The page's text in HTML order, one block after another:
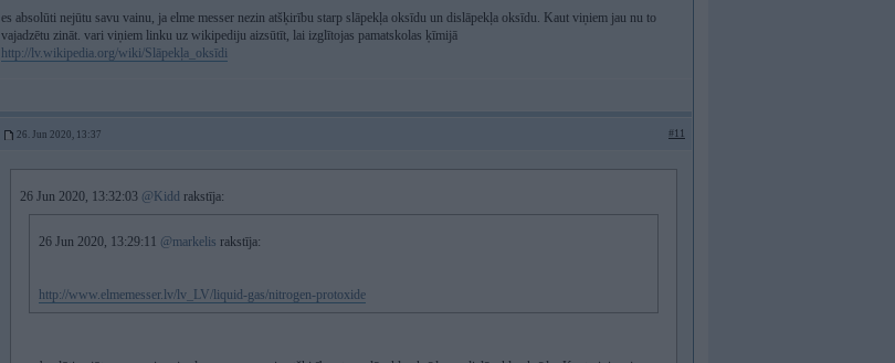
es absolūti nejūtu savu vainu, ja elme messer nezin atšķirību starp slāpekļa oksīdu un dislāpekļa oksīdu. Kaut viņiem jau nu to
vajadzētu zināt. vari viņiem linku uz wikipediju aizsūtīt, lai izglītojas pamatskolas ķīmijā
http://lv.wikipedia.org/wiki/Slāpekļa_oksīdi
26. Jun 2020, 13:37 #11
26 Jun 2020, 13:32:03 @Kidd rakstīja:
26 Jun 2020, 13:29:11 @markelis rakstīja:
http://www.elmemesser.lv/lv_LV/liquid-gas/nitrogen-protoxide